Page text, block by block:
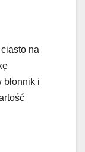
na
błonnik i